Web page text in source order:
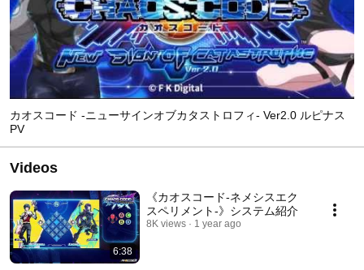
カオスコード -ニューサインオブカタストロフィ- Ver2.0 ルピナス
PV
Videos
6:38
《カオスコード-ネメシスエク
スペリメント-》システム紹介
8K views 1 year ago